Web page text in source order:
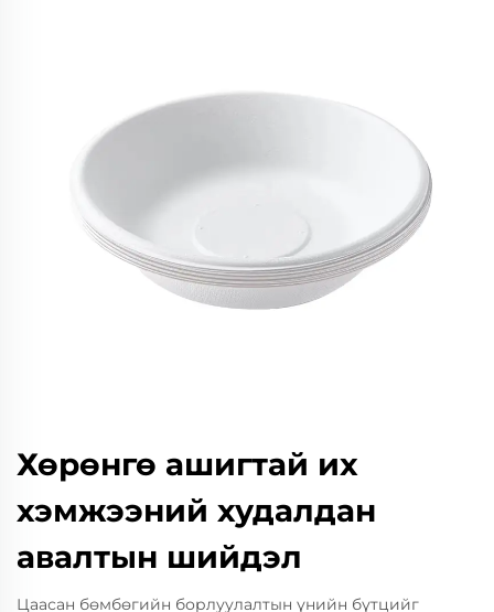
Хөрөнгө ашигтай их
хэмжээний худалдан
авалтын шийдэл
Цаасан бөмбөгийн борлуулалтын үнийн бүтцийг